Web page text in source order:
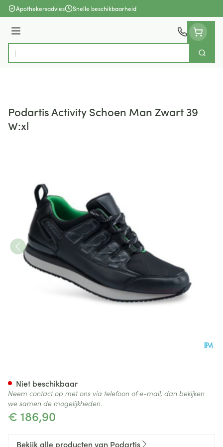
Ga naar de inhoud
Apothekersadvies Snelle beschikbaarheid
Menu
Product, merk, categorie...
Zoek
Podartis Activity Schoen Man Zwart 39
W:xl
€ 186,90
Niet beschikbaar
Neem contact op met ons via telefoon of e-mail, dan bekijken
we samen de mogelijkheden.
Bekijk alle producten van Podartis